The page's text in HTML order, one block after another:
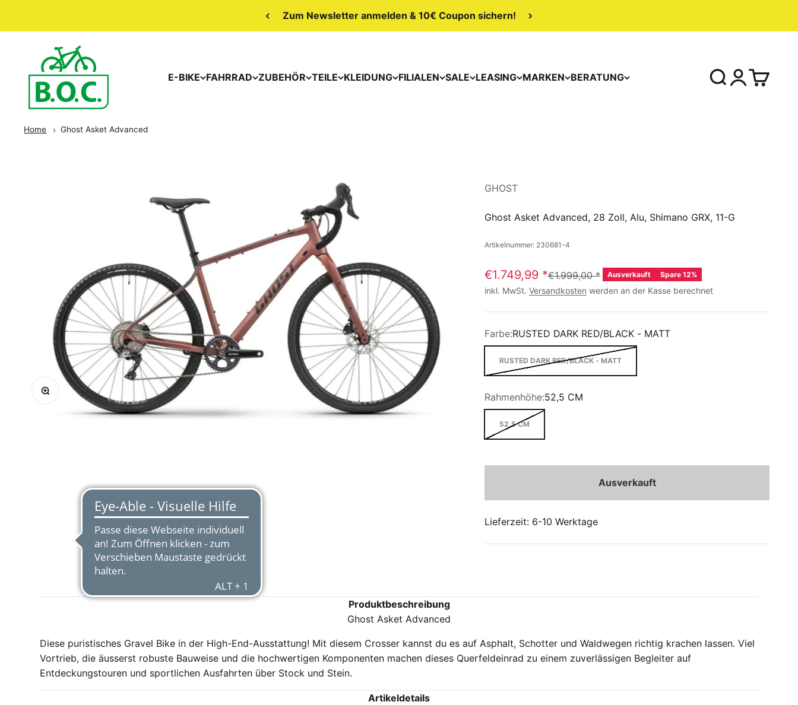
Zum Newsletter anmelden & 10€ Coupon sichern!
E-BIKE FAHRRAD ZUBEHÖR TEILE KLEIDUNG FILIALEN SALE LEASING MARKEN BERATUNG
Home Ghost Asket Advanced
GHOST
Ghost Asket Advanced, 28 Zoll, Alu, Shimano GRX, 11-G
Artikelnummer: 230681-4
€1.749,99 *€1.999,00* Ausverkauft Spare 12%
inkl. MwSt. Versandkosten werden an der Kasse berechnet
Farbe:RUSTED DARK RED/BLACK - MATT
RUSTED DARK RED/BLACK - MATT
Rahmenhöhe:52,5 CM
52,5 CM
Ausverkauft
Lieferzeit: 6-10 Werktage
Produktbeschreibung
Ghost Asket Advanced
Diese puristisches Gravel Bike in der High-End-Ausstattung! Mit diesem Crosser kannst du es auf Asphalt, Schotter und Waldwegen richtig krachen lassen. Viel
Vortrieb, die äusserst robuste Bauweise und die hochwertigen Komponenten machen dieses Querfeldeinrad zu einem zuverlässigen Begleiter auf
Entdeckungstouren und sportlichen Ausfahrten über Stock und Stein.
Artikeldetails